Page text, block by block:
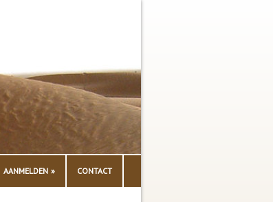
AANMELDEN CONTACT